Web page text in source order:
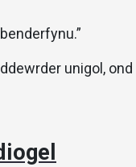
unigol, ond